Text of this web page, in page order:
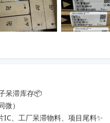
呆滞库存📦
）
、工厂呆滞物料、项目尾料✨